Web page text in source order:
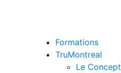
Formations
TruMontreal
Le Concept